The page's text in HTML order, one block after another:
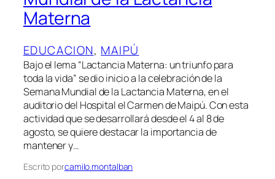
Materna
EDUCACION, MAIPÚ
Bajo el lema “Lactancia Materna: un triunfo para
toda la vida” se dio inicio a la celebración de la
Semana Mundial de la Lactancia Materna, en el
auditorio del Hospital el Carmen de Maipú. Con esta
actividad que se desarrollará desde el 4 al 8 de
agosto, se quiere destacar la importancia de
mantener y…
Escrito porcamilo.montalban